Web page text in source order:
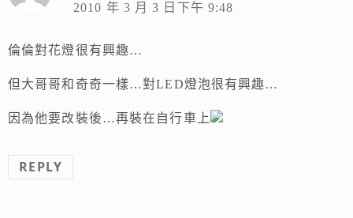
2010 年 3 月 3 日下午 9:48
倫倫對花燈很有興趣…
但大哥哥和奇奇一樣…對LED燈泡很有興趣…
因為他要改裝後…再裝在自行車上
REPLY